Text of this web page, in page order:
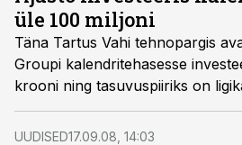
üle 100 miljoni
Täna Tartus Vahi tehnopargis
Groupi kalendritehasesse investeeriti üle 100 miljoni
krooni ning tasuvuspiiriks
UUDISED17.09.08, 14:03